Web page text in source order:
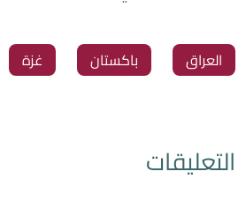
العراق باكستان غزة
التعليقات